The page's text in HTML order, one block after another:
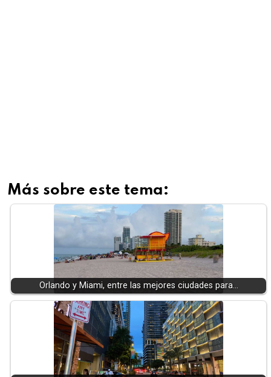
Más sobre este tema:
Orlando y Miami, entre las mejores ciudades para…